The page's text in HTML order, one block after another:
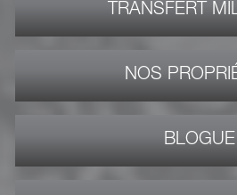
TRANSFERT
NOS
BLOGUE